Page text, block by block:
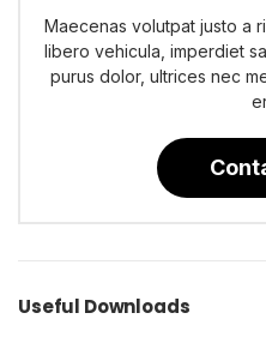
Maecenas volutpat justo a
libero vehicula, imperdiet
purus dolor, ultrices nec
Useful Downloads